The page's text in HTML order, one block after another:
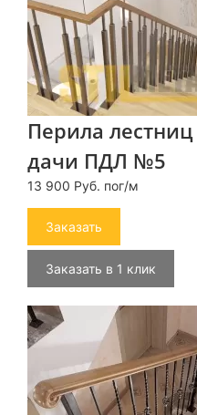
Перила лестниц
дачи ПДЛ №5
13 900 Руб. пог/м
Заказать
Заказать в 1 клик